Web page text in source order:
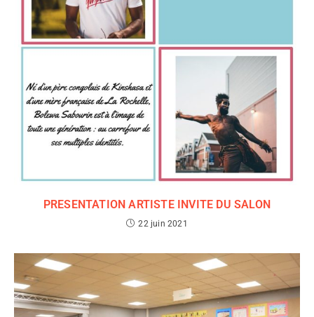
PRESENTATION ARTISTE INVITE DU SALON
22 juin 2021